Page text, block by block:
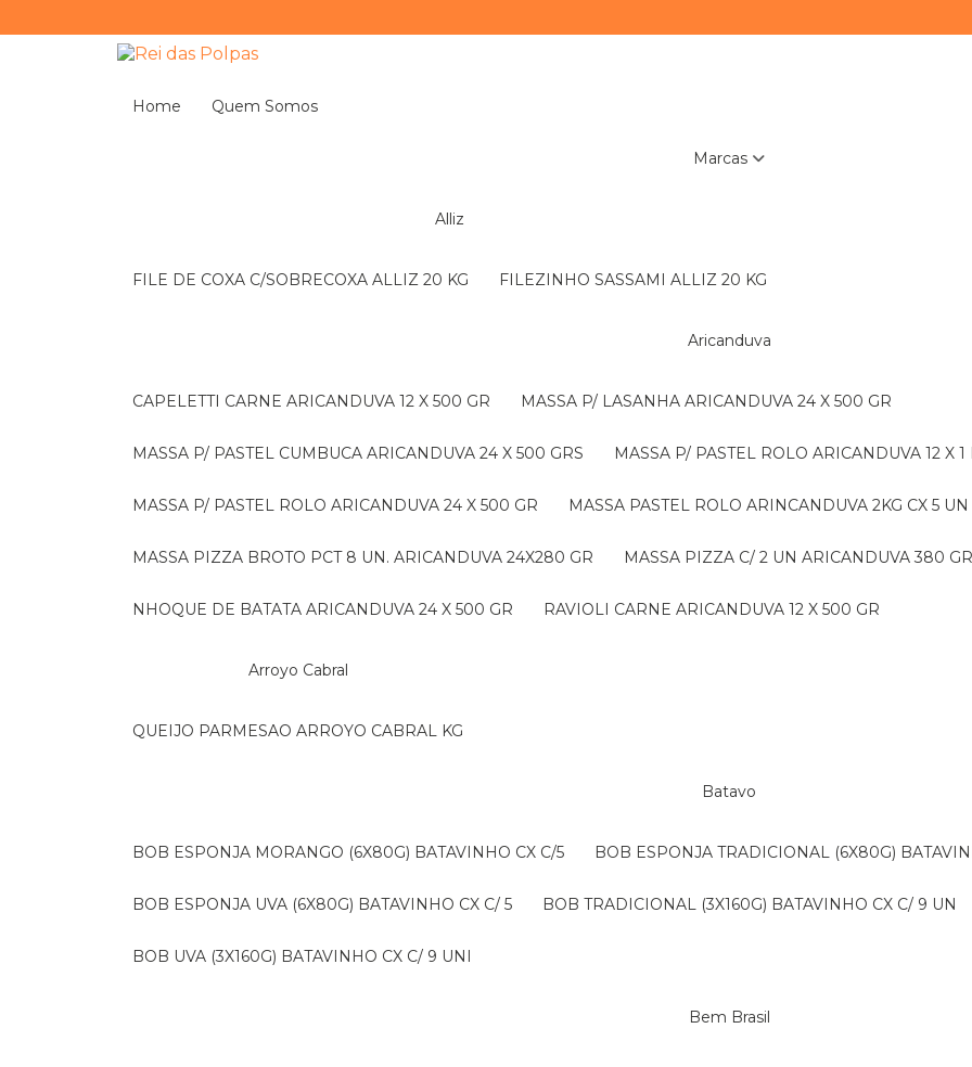
Home Quem Somos
Marcas
Alliz
FILE DE COXA C/SOBRECOXA ALLIZ 20 KG FILEZINHO SASSAMI ALLIZ 20 KG
Aricanduva
CAPELETTI CARNE ARICANDUVA 12 X 500 GR MASSA P/ LASANHA ARICANDUVA 24 X 500 GR
MASSA P/ PASTEL CUMBUCA ARICANDUVA 24 X 500 GRS MASSA P/ PASTEL ROLO ARICANDUVA 12 X 1
MASSA P/ PASTEL ROLO ARICANDUVA 24 X 500 GR MASSA PASTEL ROLO ARINCANDUVA 2KG CX 5 UN
MASSA PIZZA BROTO PCT 8 UN. ARICANDUVA 24X280 GR MASSA PIZZA C/ 2 UN ARICANDUVA 380 GR
NHOQUE DE BATATA ARICANDUVA 24 X 500 GR RAVIOLI CARNE ARICANDUVA 12 X 500 GR
Arroyo Cabral
QUEIJO PARMESAO ARROYO CABRAL KG
Batavo
BOB ESPONJA MORANGO (6X80G) BATAVINHO CX C/5 BOB ESPONJA TRADICIONAL (6X80G)
BOB ESPONJA UVA (6X80G) BATAVINHO CX C/ 5 BOB TRADICIONAL (3X160G) BATAVINHO CX C/ 9 UN
BOB UVA (3X160G) BATAVINHO CX C/ 9 UNI
Bem Brasil